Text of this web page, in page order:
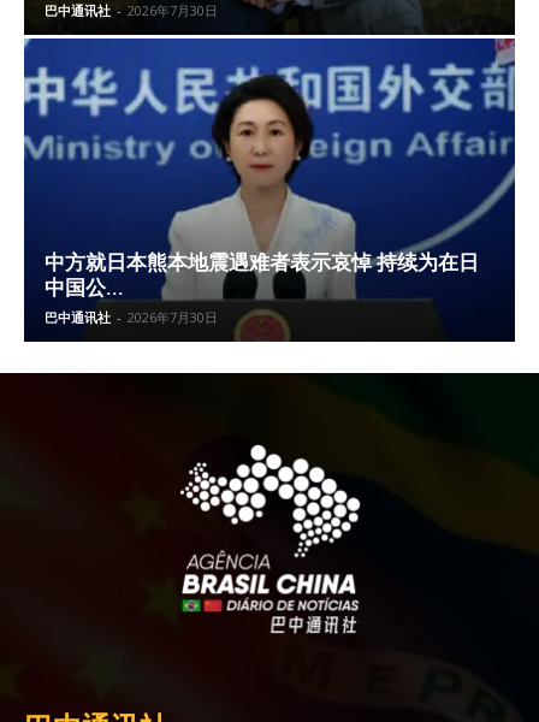
巴中通讯社 - 2026年7月30日
中方就日本熊本地震遇难者表示哀悼 持续为在日
中国公...
巴中通讯社 - 2026年7月30日